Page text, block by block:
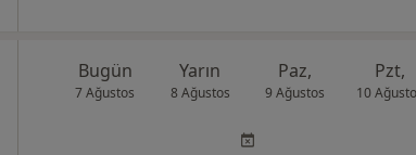
Bugün
7 Ağustos
Yarın
8 Ağustos
Paz,
9 Ağustos
Pzt,
10